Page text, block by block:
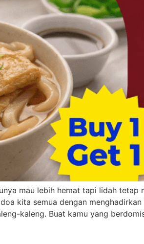
mau lebih hemat tapi lidah tetap
kita semua dengan
kaleng. Buat kamu yang